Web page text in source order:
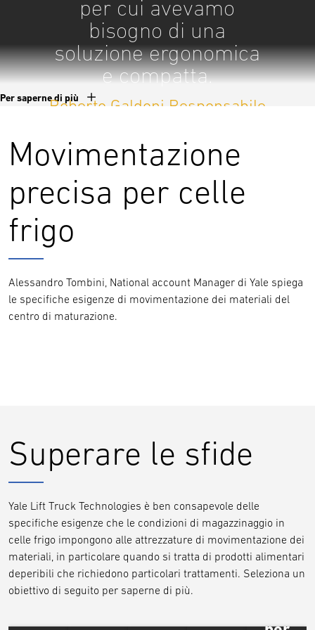
per cui avevamo
bisogno di una
soluzione ergonomica
e compatta.
Roberto Galdoni Responsabile
Per saperne di più
Movimentazione
precisa per celle
frigo
Alessandro Tombini, National account Manager di Yale spiega
le specifiche esigenze di movimentazione dei materiali del
centro di maturazione.
Superare le sfide
Yale Lift Truck Technologies è ben consapevole delle
specifiche esigenze che le condizioni di magazzinaggio in
celle frigo impongono alle attrezzature di movimentazione dei
materiali, in particolare quando si tratta di prodotti alimentari
deperibili che richiedono particolari trattamenti. Seleziona un
obiettivo di seguito per saperne di più.